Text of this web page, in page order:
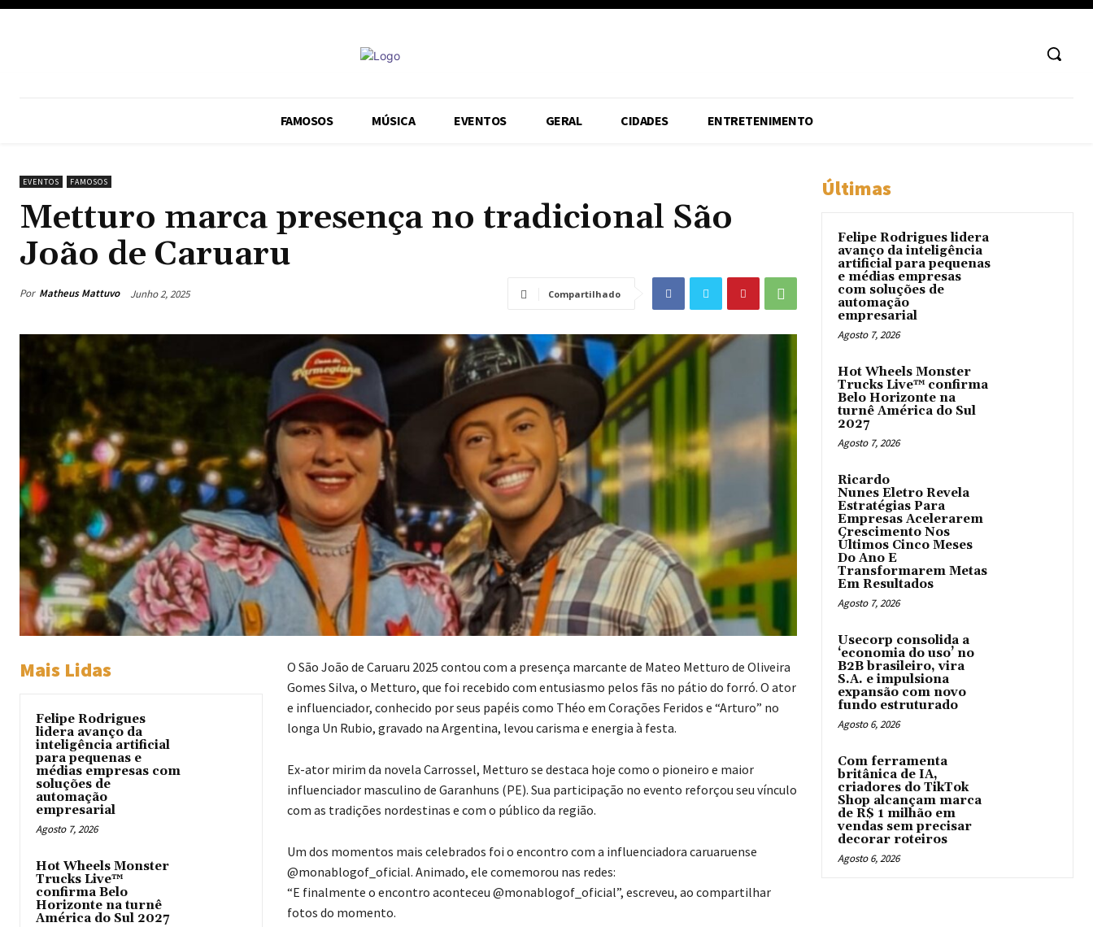
FAMOSOS MÚSICA EVENTOS GERAL CIDADES ENTRETENIMENTO
EVENTOS FAMOSOS
Metturo marca presença no tradicional São
João de Caruaru
Por Matheus Mattuvo Junho 2, 2025 Compartilhado
Mais Lidas
Felipe Rodrigues
lidera avanço da
inteligência artificial
para pequenas e
médias empresas com
soluções de
automação
empresarial
Agosto 7, 2026
Hot Wheels Monster
Trucks Live™
confirma Belo
Horizonte na turnê
América do Sul 2027
O São João de Caruaru 2025 contou com a presença marcante de Mateo Metturo de Oliveira
Gomes Silva, o Metturo, que foi recebido com entusiasmo pelos fãs no pátio do forró. O ator
e influenciador, conhecido por seus papéis como Théo em Corações Feridos e “Arturo” no
longa Un Rubio, gravado na Argentina, levou carisma e energia à festa.
Ex-ator mirim da novela Carrossel, Metturo se destaca hoje como o pioneiro e maior
influenciador masculino de Garanhuns (PE). Sua participação no evento reforçou seu vínculo
com as tradições nordestinas e com o público da região.
Um dos momentos mais celebrados foi o encontro com a influenciadora caruaruense
@monablogof_oficial. Animado, ele comemorou nas redes:
“E finalmente o encontro aconteceu @monablogof_oficial”, escreveu, ao compartilhar
fotos do momento.
Últimas
Felipe Rodrigues lidera
avanço da inteligência
artificial para pequenas
e médias empresas
com soluções de
automação
empresarial
Agosto 7, 2026
Hot Wheels Monster
Trucks Live™ confirma
Belo Horizonte na
turnê América do Sul
2027
Agosto 7, 2026
Ricardo
Nunes Eletro Revela
Estratégias Para
Empresas Acelerarem
Crescimento Nos
Últimos Cinco Meses
Do Ano E
Transformarem Metas
Em Resultados
Agosto 7, 2026
Usecorp consolida a
‘economia do uso’ no
B2B brasileiro, vira
S.A. e impulsiona
expansão com novo
fundo estruturado
Agosto 6, 2026
Com ferramenta
britânica de IA,
criadores do TikTok
Shop alcançam marca
de R$ 1 milhão em
vendas sem precisar
decorar roteiros
Agosto 6, 2026